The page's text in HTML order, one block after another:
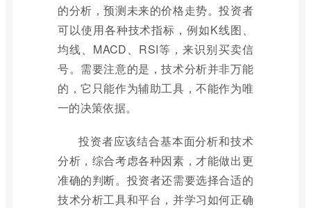
的分析，预测未来的价格走势。投资者
可以使用各种技术指标，例如K线图、
均线、MACD、RSI等，来识别买卖信
号。需要注意的是，技术分析并非万能
的，它只能作为辅助工具，不能作为唯
一的决策依据。
投资者应该结合基本面分析和技术
分析，综合考虑各种因素，才能做出更
准确的判断。投资者还需要选择合适的
技术分析工具和平台，并学习如何正确